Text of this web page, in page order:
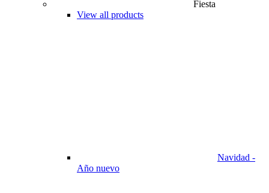
Fiesta
View all products
Navidad -
Año nuevo